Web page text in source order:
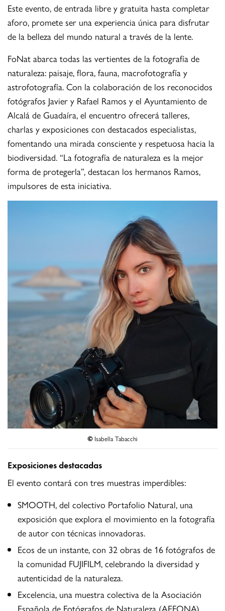
Este evento, de entrada libre y gratuita hasta completar
aforo, promete ser una experiencia única para disfrutar
de la belleza del mundo natural a través de la lente.
FoNat abarca todas las vertientes de la fotografía de
naturaleza: paisaje, flora, fauna, macrofotografía y
astrofotografía. Con la colaboración de los reconocidos
fotógrafos Javier y Rafael Ramos y el Ayuntamiento de
Alcalá de Guadaíra, el encuentro ofrecerá talleres,
charlas y exposiciones con destacados especialistas,
fomentando una mirada consciente y respetuosa hacia la
biodiversidad. “La fotografía de naturaleza es la mejor
forma de protegerla”, destacan los hermanos Ramos,
impulsores de esta iniciativa.
© Isabella Tabacchi
Exposiciones destacadas
El evento contará con tres muestras imperdibles:
SMOOTH, del colectivo Portafolio Natural, una
exposición que explora el movimiento en la fotografía
de autor con técnicas innovadoras.
Ecos de un instante, con 32 obras de 16 fotógrafos de
la comunidad FUJIFILM, celebrando la diversidad y
autenticidad de la naturaleza.
Excelencia, una muestra colectiva de la Asociación
Española de Fotógrafos de Naturaleza (AEFONA).